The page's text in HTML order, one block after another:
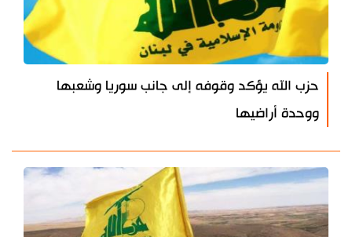
حزب الله يؤكد وقوفه إلى جانب سوريا وشعبها
ووحدة أراضيها